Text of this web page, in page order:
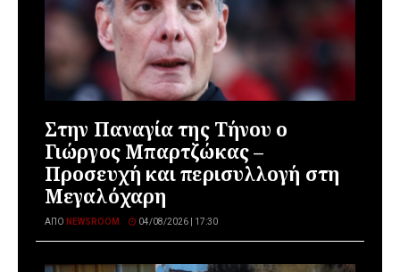
Στην Παναγία της Τήνου ο
Γιώργος Μπαρτζώκας –
Προσευχή και περισυλλογή στη
Μεγαλόχαρη
ΑΠΌ NEWSROOM 04/08/2026 | 17:30